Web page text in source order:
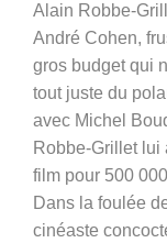
Alain Robbe-
André Cohen,
gros budget qui
tout juste du
avec Michel
Robbe-Grillet lui
film pour 500
Dans la foulée
cinéaste